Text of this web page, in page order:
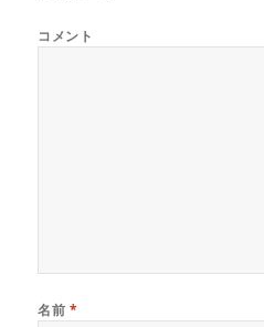
コメント
名前 *